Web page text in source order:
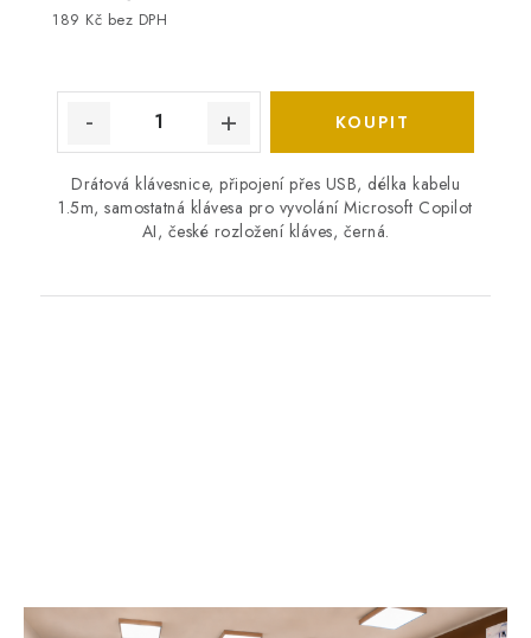
189 Kč bez DPH
Drátová klávesnice, připojení přes USB, délka kabelu
1.5m, samostatná klávesa pro vyvolání Microsoft Copilot
AI, české rozložení kláves, černá.